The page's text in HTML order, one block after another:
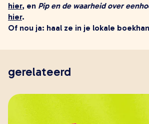
hier, en Pip en de waarheid over
hier.
Of nou ja: haal ze in je lokale
gerelateerd